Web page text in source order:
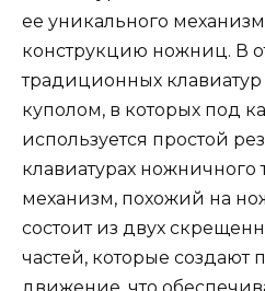
ее уникального
конструкцию ножниц. В
традиционных
куполом, в которых под
используется простой
клавиатурах ножничного
механизм, похожий на
состоит из двух
частей, которые создают